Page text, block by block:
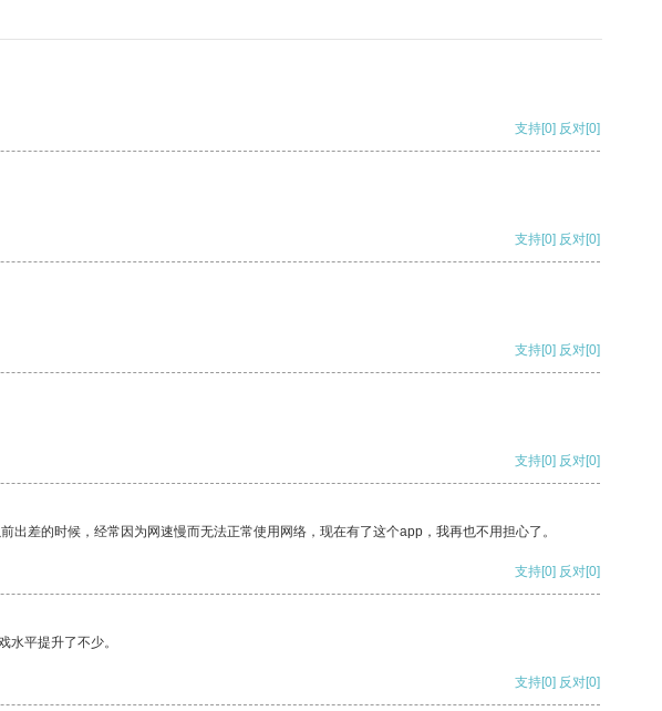
支持[0] 反对[0]
支持[0] 反对[0]
支持[0] 反对[0]
支持[0] 反对[0]
差的时候，经常因为网速慢而无法正常使用网络，现在有了这个app，我再也不用担心了。
支持[0] 反对[0]
平提升了不少。
支持[0] 反对[0]